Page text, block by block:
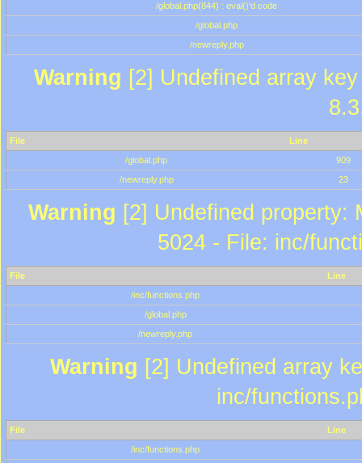
/global.php(844) : eval()'d code
/global.php
/newreply.php
Warning [2] Undefined array
File
Line
/global.php
909
/newreply.php
23
Warning [2] Undefined property:
5024 - File: inc/
File
Line
/inc/functions.php
/global.php
/newreply.php
Warning [2] Undefined array
inc/
File
Line
/inc/functions.php